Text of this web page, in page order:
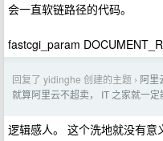
会一直软链路径的代码。
fastcgi_param
回复了 yidinghe 创建的主题 › 阿里
就算阿里云不超卖， IT 之家就一定
逻辑感人。 这个洗地就没有意